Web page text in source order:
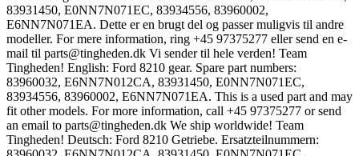
83931450, E0NN7N071EC, 83934556, 83960002,
E6NN7N071EA. Dette er en brugt del og passer muligvis til andre
modeller. For mere information, ring +45 97375277 eller send en e-
mail til parts@tingheden.dk Vi sender til hele verden! Team
Tingheden! English: Ford 8210 gear. Spare part numbers:
83960032, E6NN7N012CA, 83931450, E0NN7N071EC,
83934556, 83960002, E6NN7N071EA. This is a used part and may
fit other models. For more information, call +45 97375277 or send
an email to parts@tingheden.dk We ship worldwide! Team
Tingheden! Deutsch: Ford 8210 Getriebe. Ersatzteilnummern: